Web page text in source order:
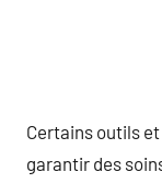
Certains outils
garantir des